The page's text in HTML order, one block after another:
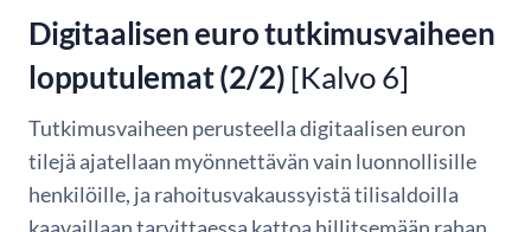
Digitaalisen euro tutkimusvaiheen
lopputulemat (2/2)[Kalvo 6]
Tutkimusvaiheen perusteella digitaalisen euron
tilejä ajatellaan myönnettävän vain luonnollisille
henkilöille, ja rahoitusvakaussyistä tilisaldoilla